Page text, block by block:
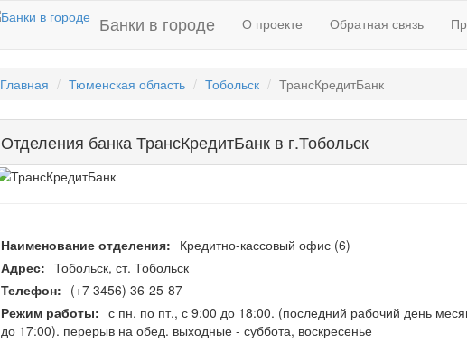
Банки в городе О проекте Обратная связь
Главная Тюменская область Тобольск ТрансКредитБанк
Отделения банка ТрансКредитБанк в г.Тобольск
Наименование отделения: Кредитно-кассовый офис (6)
Адрес: Тобольск, ст. Тобольск
Телефон: (+7 3456) 36-25-87
Режим работы: с пн. по пт., с 9:00 до 18:00. (последний рабочий день
до 17:00). перерыв на обед. выходные - суббота, воскресенье